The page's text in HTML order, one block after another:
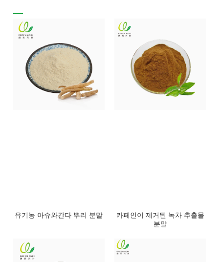
유기농 아슈와간다 뿌리 분말
카페인이 제거된 녹차 추출물
분말